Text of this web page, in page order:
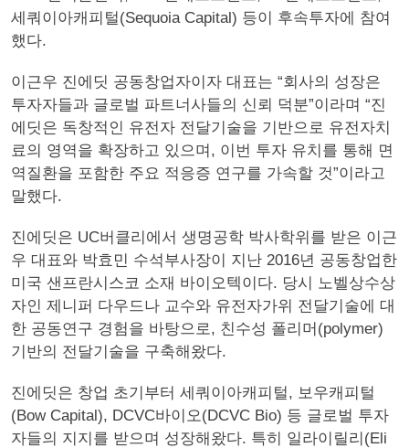
세쿼이아캐피털(Sequoia Capital) 등이 후속투자에 참여
했다.
이근우 진에딧 공동창업자이자 대표는 “회사의 성장은
투자자들과 글로벌 파트너사들의 신뢰 덕분”이라며 “진
에딧은 독창적인 유전자 전달기술을 기반으로 유전자치
료의 영역을 확장하고 있으며, 이번 투자 유치를 통해 면
역질환을 포함한 주요 적응증 연구를 가속할 것”이라고
말했다.
진에딧은 UC버클리에서 생명공학 박사학위를 받은 이근
우 대표와 박효민 수석부사장이 지난 2016년 공동창업한
미국 샌프란시스코 소재 바이오텍이다. 당시 노벨상수상
자인 제니퍼 다우드나 교수와 유전자가위 전달기술에 대
한 공동연구 경험을 바탕으로, 친수성 폴리머(polymer)
기반의 전달기술을 구축해왔다.
진에딧은 창업 초기부터 세쿼이아캐피털, 보우캐피털
(Bow Capital), DCVC바이오(DCVC Bio) 등 글로벌 투자
자들의 지지를 받으며 성장해왔다. 특히 일라이릴리(Eli